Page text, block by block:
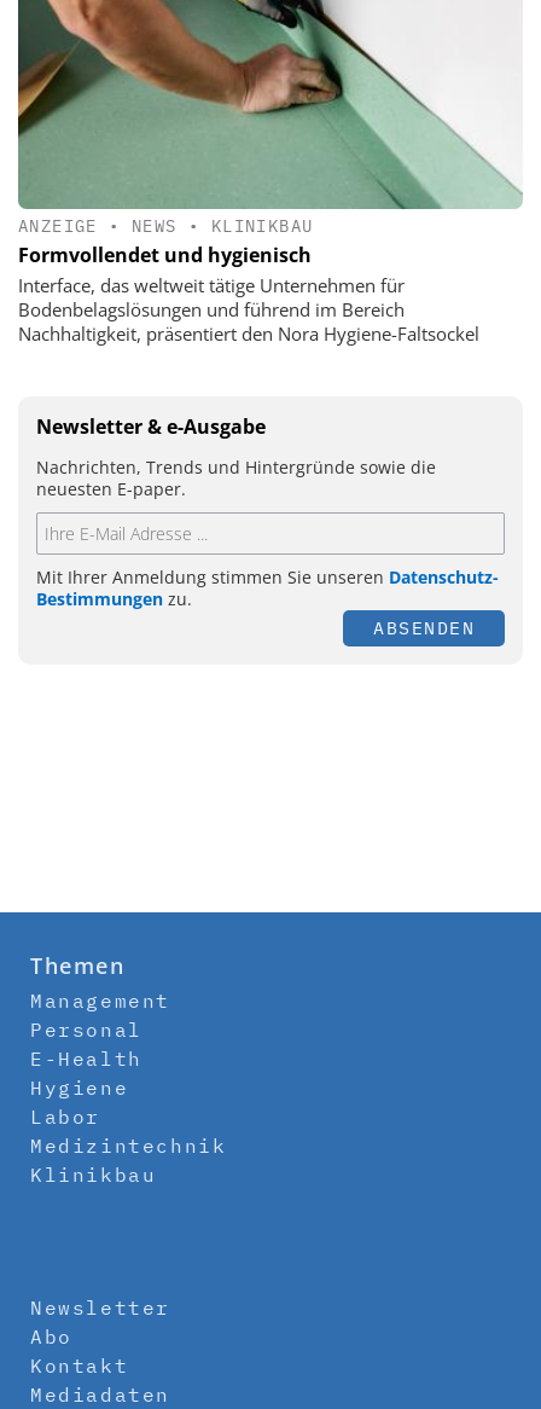
ANZEIGE • NEWS • KLINIKBAU
Formvollendet und hygienisch
Interface, das weltweit tätige Unternehmen für
Bodenbelagslösungen und führend im Bereich
Nachhaltigkeit, präsentiert den Nora Hygiene-Faltsockel
Newsletter & e-Ausgabe
Nachrichten, Trends und Hintergründe sowie die
neuesten E-paper.
Mit Ihrer Anmeldung stimmen Sie unseren Datenschutz-
Bestimmungen zu.
ABSENDEN
Themen
Management
Personal
E-Health
Hygiene
Labor
Medizintechnik
Klinikbau
Newsletter
Abo
Kontakt
Mediadaten